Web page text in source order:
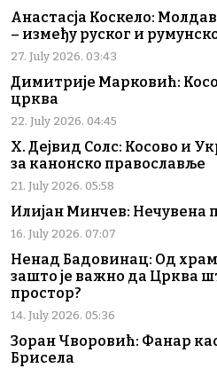
Анастасја Коскело:
– између руског и
27. July 2026. 03:43
Димитрије Марковић:
црква
22. July 2026. 04:45
Х. Дејвид Солс: Косово и
за канонско православље
21. July 2026. 05:58
Илијан Минчев: Нечувена
16. July 2026. 07:07
Ненад Бадовинац: Од
зашто је важно да Црква
простор?
14. July 2026. 05:36
Зоран Чворовић: Фанар
Брисела